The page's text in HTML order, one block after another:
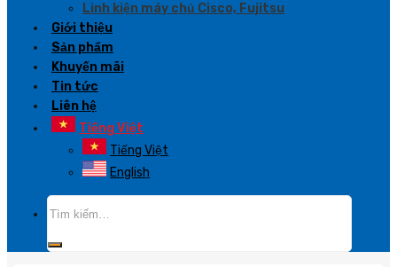
Linh kiện máy chủ Cisco, Fujitsu
Giới thiệu
Sản phẩm
Khuyến mãi
Tin tức
Liên hệ
Tiếng Việt
Tiếng Việt
English